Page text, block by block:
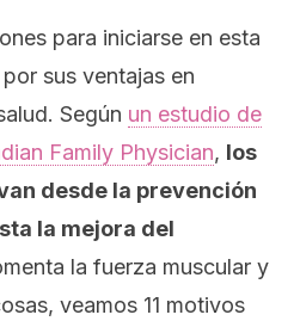
para iniciarse en esta
sus ventajas en
Según un estudio de
Family Physician, los
desde la prevención
la mejora del
la fuerza muscular y
veamos 11 motivos